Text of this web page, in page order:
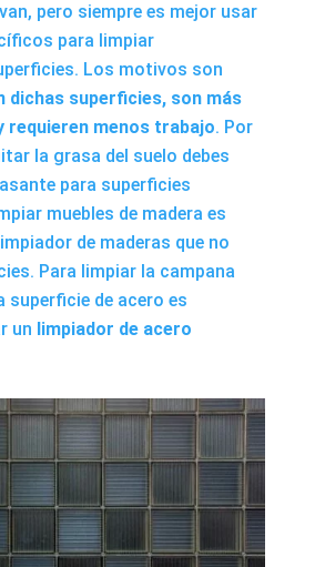
pero siempre es mejor usar
para limpiar
Los motivos son
dichas superficies, son más
requieren menos trabajo. Por
la grasa del suelo debes
para superficies
muebles de madera es
limpiador de maderas que no
Para limpiar la campana
de acero es
un limpiador de acero